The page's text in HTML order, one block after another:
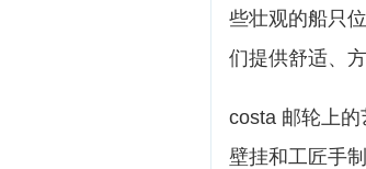
些壮观的船只
们提供舒适、
costa 邮轮上的
壁挂和工匠手